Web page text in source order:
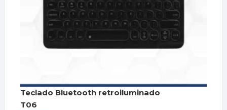
Teclado Bluetooth retroiluminado
T06